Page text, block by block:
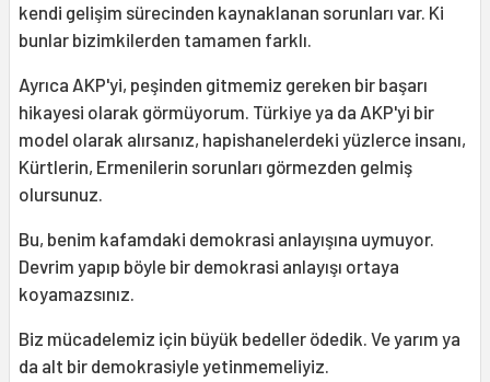
kendi gelişim sürecinden kaynaklanan sorunları var. Ki
bunlar bizimkilerden tamamen farklı.
Ayrıca AKP'yi, peşinden gitmemiz gereken bir başarı
hikayesi olarak görmüyorum. Türkiye ya da AKP'yi bir
model olarak alırsanız, hapishanelerdeki yüzlerce insanı,
Kürtlerin, Ermenilerin sorunları görmezden gelmiş
olursunuz.
Bu, benim kafamdaki demokrasi anlayışına uymuyor.
Devrim yapıp böyle bir demokrasi anlayışı ortaya
koyamazsınız.
Biz mücadelemiz için büyük bedeller ödedik. Ve yarım ya
da alt bir demokrasiyle yetinmemeliyiz.